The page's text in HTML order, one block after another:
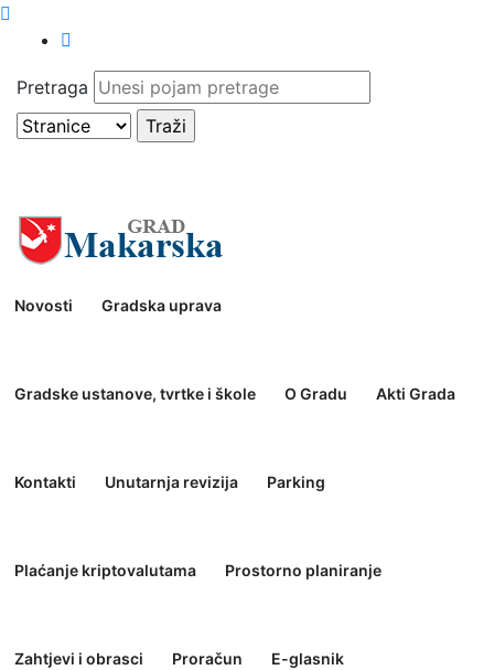
Pretraga
Novosti Gradska uprava
Gradske ustanove, tvrtke i škole O Gradu Akti Grada
Kontakti Unutarnja revizija Parking
Plaćanje kriptovalutama Prostorno planiranje
Zahtjevi i obrasci Proračun E-glasnik